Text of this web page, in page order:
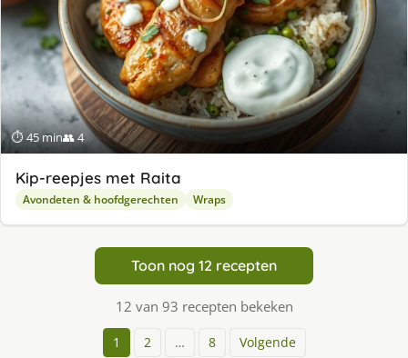
⏱ 45 min👥 4
Kip-reepjes met Raita
Avondeten & hoofdgerechten Wraps
Toon nog 12 recepten
12 van 93 recepten bekeken
1 2 … 8 Volgende